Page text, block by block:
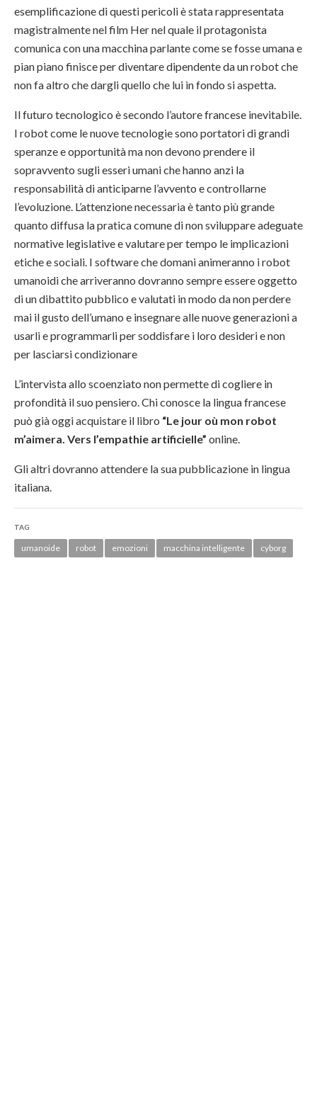
esemplificazione di questi pericoli è stata rappresentata
magistralmente nel film Her nel quale il protagonista
comunica con una macchina parlante come se fosse umana e
pian piano finisce per diventare dipendente da un robot che
non fa altro che dargli quello che lui in fondo si aspetta.
Il futuro tecnologico è secondo l’autore francese inevitabile.
I robot come le nuove tecnologie sono portatori di grandi
speranze e opportunità ma non devono prendere il
sopravvento sugli esseri umani che hanno anzi la
responsabilità di anticiparne l’avvento e controllarne
l’evoluzione. L’attenzione necessaria è tanto più grande
quanto diffusa la pratica comune di non sviluppare adeguate
normative legislative e valutare per tempo le implicazioni
etiche e sociali. I software che domani animeranno i robot
umanoidi che arriveranno dovranno sempre essere oggetto
di un dibattito pubblico e valutati in modo da non perdere
mai il gusto dell’umano e insegnare alle nuove generazioni a
usarli e programmarli per soddisfare i loro desideri e non
per lasciarsi condizionare
L’intervista allo scoenziato non permette di cogliere in
profondità il suo pensiero. Chi conosce la lingua francese
può già oggi acquistare il libro “Le jour où mon robot
m’aimera. Vers l’empathie artificielle” online.
Gli altri dovranno attendere la sua pubblicazione in lingua
italiana.
TAG
umanoide robot emozioni macchina intelligente cyborg